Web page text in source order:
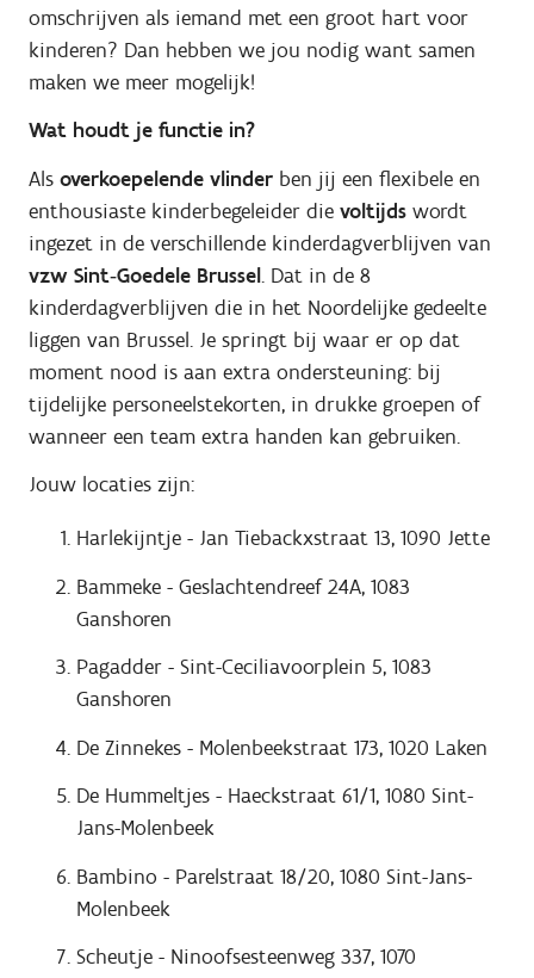
omschrijven als iemand met een groot hart voor
kinderen? Dan hebben we jou nodig want samen
maken we meer mogelijk!
Wat houdt je functie in?
Als overkoepelende vlinder ben jij een flexibele en
enthousiaste kinderbegeleider die voltijds wordt
ingezet in de verschillende kinderdagverblijven van
vzw Sint‑Goedele Brussel. Dat in de 8
kinderdagverblijven die in het Noordelijke gedeelte
liggen van Brussel. Je springt bij waar er op dat
moment nood is aan extra ondersteuning: bij
tijdelijke personeelstekorten, in drukke groepen of
wanneer een team extra handen kan gebruiken.
Jouw locaties zijn:
Harlekijntje - Jan Tiebackxstraat 13, 1090 Jette
Bammeke - Geslachtendreef 24A, 1083
Ganshoren
Pagadder - Sint-Ceciliavoorplein 5, 1083
Ganshoren
De Zinnekes - Molenbeekstraat 173, 1020 Laken
De Hummeltjes - Haeckstraat 61/1, 1080 Sint-
Jans-Molenbeek
Bambino - Parelstraat 18/20, 1080 Sint-Jans-
Molenbeek
Scheutje - Ninoofsesteenweg 337, 1070